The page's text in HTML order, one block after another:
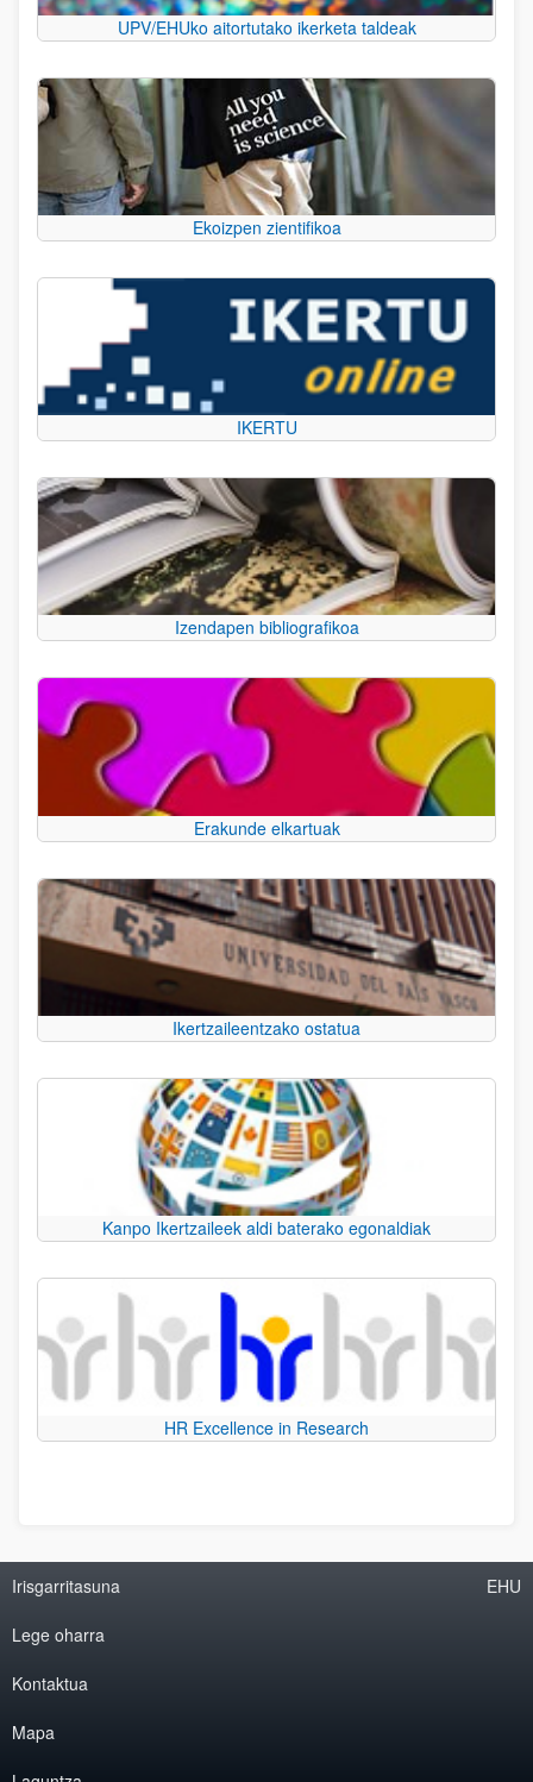
UPV/EHUko aitortutako ikerketa taldeak
Ekoizpen zientifikoa
IKERTU
Izendapen bibliografikoa
Erakunde elkartuak
Ikertzaileentzako ostatua
Kanpo Ikertzaileek aldi baterako egonaldiak
HR Excellence in Research
Irisgarritasuna
Lege oharra
Kontaktua
Mapa
EHU